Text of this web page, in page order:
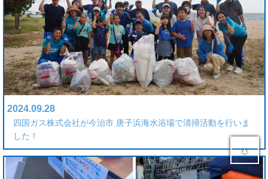
2024.09.28
四国ガス株式会社が今治市 唐子浜海水浴場で清掃活動を行いま
した！
▲